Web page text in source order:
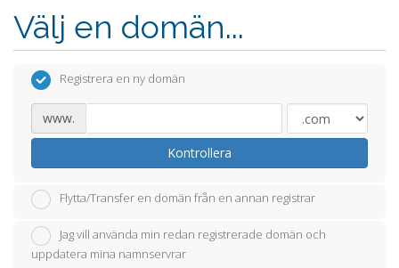
Välj en domän...
Registrera en ny domän
www.
Kontrollera
Flytta/Transfer en domän från en annan registrar
Jag vill använda min redan registrerade domän och
uppdatera mina namnservrar